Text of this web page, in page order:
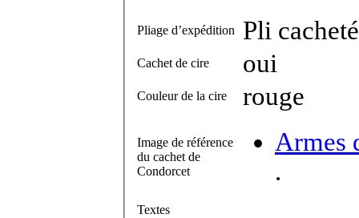
Pliage d’expédition Pli cacheté
Cachet de cire oui
Couleur de la cire rouge
Image de référence
du cachet de
Condorcet
Armes
.
Textes